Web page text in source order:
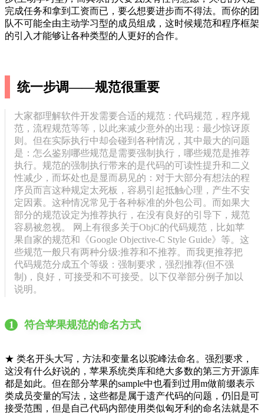
完成任务和拿到工资而已，要么想要进步而不得法。而你的团
队不可能全由主动学习型的成员组成，这时候规范和程序框架
的引入才能够让各种类型的人更好的合作。
统一步调——规范很重要
大家都理解软件开发需要合适的规范：代码规范，程序规
范，流程规范等等，以此来减少意外的出现：最少惊讶原
则。但在实际执行中却会碰到各种情况，其中最大的问题
是：怎么鉴别哪些规范是需要强制执行，哪些规范是推荐
执行。规范的强制执行带来的是代码的可读性提升和二义
性减少，而坏处也是显而易见的：对于大部分有想法的程
序员而言这种规定太死板，容易引起抵触心理，产生不安
定因素。这种情况常见于各种标准的外包公司。而如果大
部分的规范设定为推荐执行，在没有良好的引导下，规范
容易被忽视。 网上有很多关于ObjC的代码规范，比如苹
果自家的规范和《Google Objective-C Style Guide》等。这
些规范一般只有两种分级:推荐和不推荐。而我更推荐把
代码规范分成五个等级：强制要求，强烈推荐(但不强
制)，良好，可接受和不可接受。以下仅举部分例子加以
说明。
1 符合苹果规范的命名方式
★ 类名开头大写，方法和变量名以驼峰法命名。强烈要求，
这没有什么好说的，苹果系统类库和绝大多数的第三方开源库
都是如此。但在部分苹果的sample中也看到过用m做前缀表示
类成员变量的写法，这些都是属于遗产代码的问题，仍旧是可
接受范围，但是自己代码内部使用类似匈牙利的命名法就是不